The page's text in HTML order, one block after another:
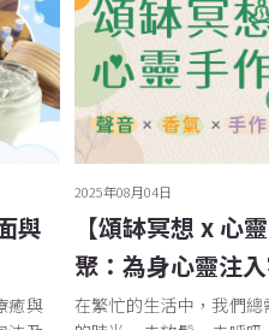
與
癒與
2025年08月04日
【頌缽冥想 x 心
聚：為身心靈注
在繁忙的生活中，我們